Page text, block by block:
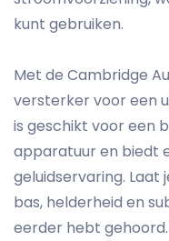
kunt gebruiken.
Met de Cambridge
versterker voor een
is geschikt voor een
apparatuur en biedt
geluidservaring.
bas, helderheid en
eerder hebt